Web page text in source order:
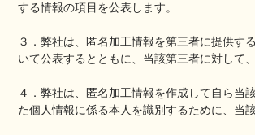
する情報の項目を公表します。
３．弊社は、匿名加工情報を第三者に提供す
いて公表するとともに、当該第三者に対して
４．弊社は、匿名加工情報を作成して自ら当
た個人情報に係る本人を識別するために、当